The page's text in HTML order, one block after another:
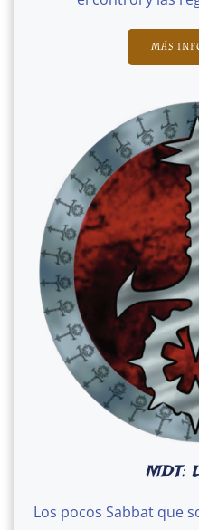
MÁS
MDT:
Los pocos Sabbat que